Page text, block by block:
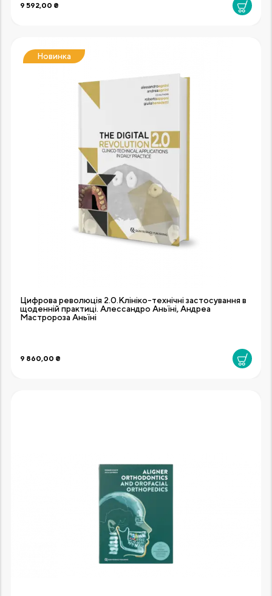
9 592,00 ₴
Новинка
Цифрова революція 2.0.Клініко-технічні застосування в
щоденній практиці. Алессандро Аньїні, Андреа
Мастророза Аньїні
9 860,00 ₴